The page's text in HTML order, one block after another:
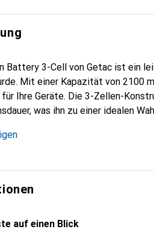
Battery 3-Cell von Getac ist ein
Mit einer Kapazität von 2100
für Ihre Geräte. Die 3-Zellen-
was ihn zu einer idealen
Er ist kompatibel mit
auch sicher, da er den
auf einen Blick